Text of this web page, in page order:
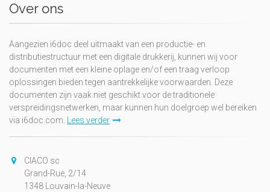
Over ons
Aangezien i6doc deel uitmaakt van een productie- en
distributiestructuur met een digitale drukkerij, kunnen wij voor
documenten met een kleine oplage en/of een traag verloop
oplossingen bieden tegen aantrekkelijke voorwaarden. Deze
documenten zijn vaak niet geschikt voor de traditionele
verspreidingsnetwerken, maar kunnen hun doelgroep wel bereiken
via i6doc.com. Lees verder
CIACO sc
Grand-Rue, 2/14
1348 Louvain-la-Neuve